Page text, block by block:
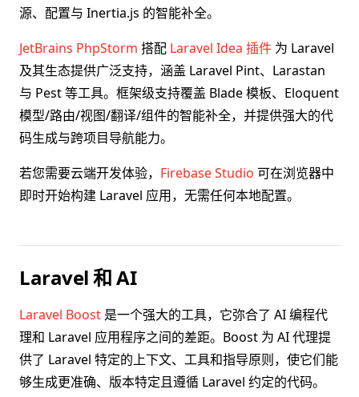
源、配置与 Inertia.js 的智能补全。
JetBrains PhpStorm 搭配 Laravel Idea 插件 为 Laravel
及其生态提供广泛支持，涵盖 Laravel Pint、Larastan
与 Pest 等工具。框架级支持覆盖 Blade 模板、Eloquent
模型/路由/视图/翻译/组件的智能补全，并提供强大的代
码生成与跨项目导航能力。
若您需要云端开发体验， Firebase Studio 可在浏览器中
即时开始构建 Laravel 应用，无需任何本地配置。
Laravel 和 AI
Laravel Boost 是一个强大的工具，它弥合了 AI 编程代
理和 Laravel 应用程序之间的差距。Boost 为 AI 代理提
供了 Laravel 特定的上下文、工具和指导原则，使它们能
够生成更准确、版本特定且遵循 Laravel 约定的代码。